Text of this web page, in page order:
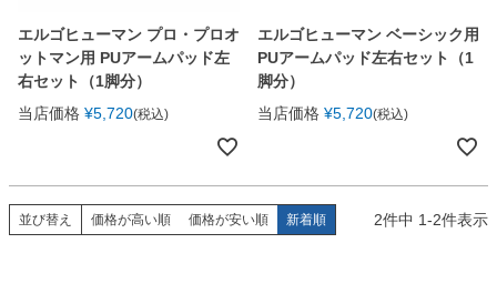
エルゴヒューマン プロ・プロオ
ットマン用 PUアームパッド左
右セット（1脚分）
当店価格 ¥5,720 税込
エルゴヒューマン ベーシック用
PUアームパッド左右セット（1
脚分）
当店価格 ¥5,720 税込
並び替え 価格が高い順 価格が安い順 新着順 2件中 1-2件表示